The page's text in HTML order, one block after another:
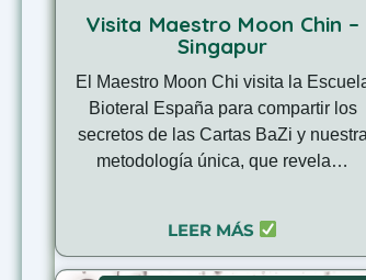
Visita Maestro Moon Chin –
Singapur
El Maestro Moon Chi visita la
Bioteral España para compartir los
secretos de las Cartas BaZi y nuestra
metodología única, que revela…
LEER MÁS